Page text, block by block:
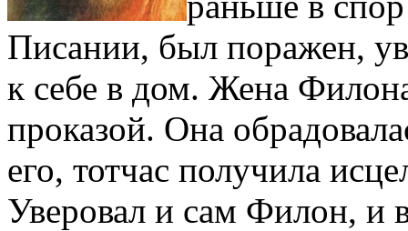
Писании, был поражен,
к себе в дом. Жена
проказой. Она
его, тотчас получила
Уверовал и сам Филон, и